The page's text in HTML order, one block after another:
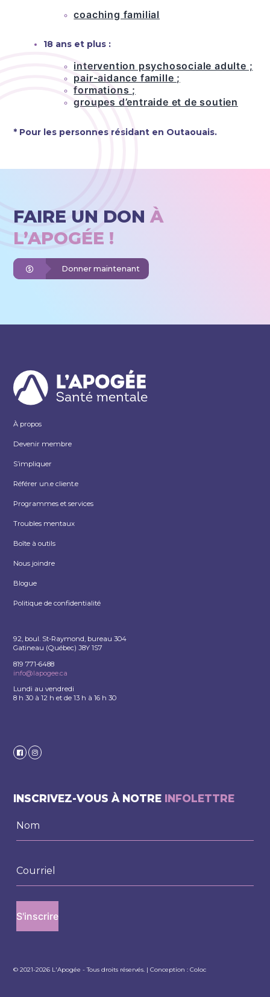
coaching familial
18 ans et plus :
intervention psychosociale adulte ;
pair-aidance famille ;
formations ;
groupes d’entraide et de soutien
* Pour les personnes résidant en Outaouais.
FAIRE UN DONÀ
L’APOGÉE !
Donner maintenant
À propos
Devenir membre
S’impliquer
Référer un.e client.e
Programmes et services
Troubles mentaux
Boîte à outils
Nous joindre
Blogue
Politique de confidentialité
92, boul. St-Raymond, bureau 304
Gatineau (Québec) J8Y 1S7
819 771-6488
info@lapogee.ca
Lundi au vendredi
8 h 30 à 12 h et de 13 h à 16 h 30
INSCRIVEZ-VOUS À NOTRE INFOLETTRE
© 2021-2026 L'Apogée - Tous droits réservés. | Conception :Coloc